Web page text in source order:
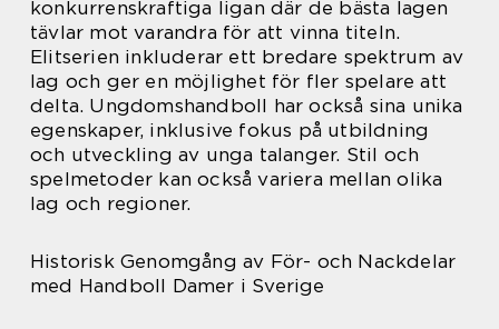
konkurrenskraftiga ligan där de bästa lagen
tävlar mot varandra för att vinna titeln.
Elitserien inkluderar ett bredare spektrum av
lag och ger en möjlighet för fler spelare att
delta. Ungdomshandboll har också sina unika
egenskaper, inklusive fokus på utbildning
och utveckling av unga talanger. Stil och
spelmetoder kan också variera mellan olika
lag och regioner.
Historisk Genomgång av För- och Nackdelar
med Handboll Damer i Sverige